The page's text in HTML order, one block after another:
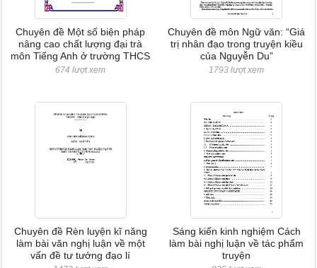
Chuyên đề Một số biện pháp
nâng cao chất lượng đại trà
môn Tiếng Anh ở trường THCS
674 lượt xem
Chuyên đề môn Ngữ văn: “Giá
trị nhân đạo trong truyện kiều
của Nguyễn Du”
1793 lượt xem
Chuyên đề Rèn luyện kĩ năng
làm bài văn nghị luận về một
vấn đề tư tưởng đạo lí
Sáng kiến kinh nghiệm Cách
làm bài nghị luận về tác phẩm
truyện